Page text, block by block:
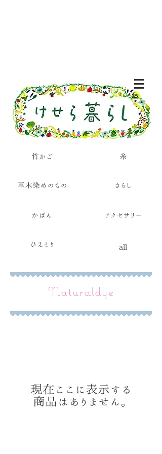
竹かご
草木染めのもの
かばん
ひえとり
糸
さらし
アクセサリー
all
​Naturaldye​
現在ここに表示する
商品はありません。